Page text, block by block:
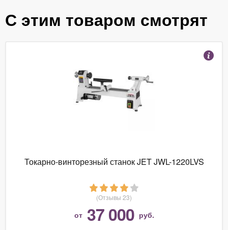
С этим товаром смотрят
Токарно-винторезный станок JET JWL-1220LVS
(Отзывы 23)
от 37 000 руб.